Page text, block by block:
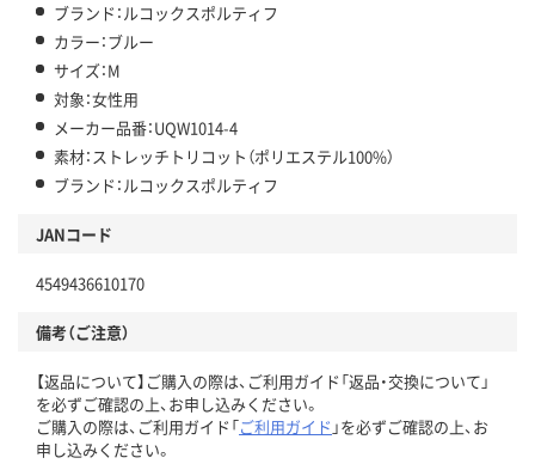
ブランド：ルコックスポルティフ
カラー：ブルー
サイズ：M
対象：女性用
メーカー品番：UQW1014-4
素材：ストレッチトリコット（ポリエステル100%）
ブランド：ルコックスポルティフ
JANコード
4549436610170
備考（ご注意）
【返品について】ご購入の際は、ご利用ガイド「返品・交換について」
を必ずご確認の上、お申し込みください。
ご購入の際は、ご利用ガイド「ご利用ガイド 」を必ずご確認の上、お
申し込みください。